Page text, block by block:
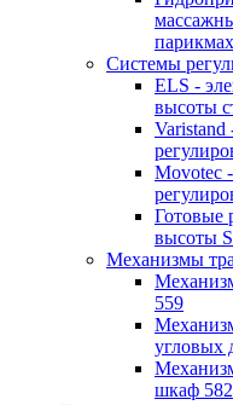
Системы
ELS -
высоты
Varistand
Movotec
Готовые
высоты
Механизмы
559
угловых
шкаф 582